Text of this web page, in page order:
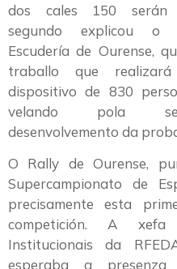
dos cales 150 serán
segundo explicou o
Escudería de Ourense,
traballo que
dispositivo de 830
velando pola
desenvolvemento da
O Rally de Ourense,
Supercampionato de
precisamente esta
competición. A xefa
Institucionais da
esperaba a presenza